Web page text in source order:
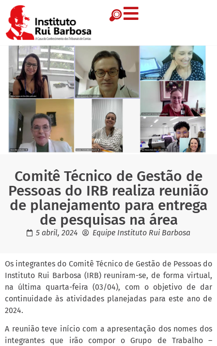
Comitê Técnico de Gestão de
Pessoas do IRB realiza reunião
de planejamento para entrega
de pesquisas na área
5 abril, 2024 Equipe Instituto Rui Barbosa
Os integrantes do Comitê Técnico de Gestão de Pessoas do
Instituto Rui Barbosa (IRB) reuniram-se, de forma virtual,
na última quarta-feira (03/04), com o objetivo de dar
continuidade às atividades planejadas para este ano de
2024.
A reunião teve início com a apresentação dos nomes dos
integrantes que irão compor o Grupo de Trabalho –